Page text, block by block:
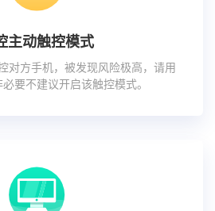
主动触控模式
对方手机，被发现风险极高，请用
要不建议开启该触控模式。